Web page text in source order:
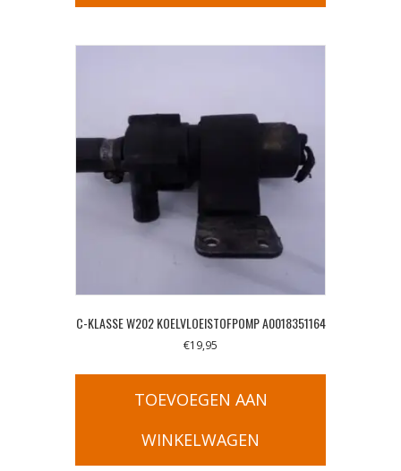
C-KLASSE W202 KOELVLOEISTOFPOMP A0018351164
€19,95
TOEVOEGEN AAN
WINKELWAGEN